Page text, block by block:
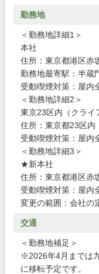
勤務地
＜勤務地詳細1＞
本社
住所：東京都港区赤
勤務地最寄駅：半蔵
受動喫煙対策：屋内
＜勤務地詳細2＞
東京23区内（クライ
住所：東京都23区内
受動喫煙対策：屋内
＜勤務地詳細3＞
★新本社
住所：東京都港区赤
受動喫煙対策：屋内
変更の範囲：会社の
交通
＜勤務地補足＞
※2026年4月までは
に移転予定です。